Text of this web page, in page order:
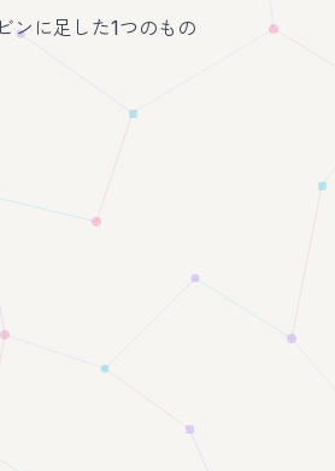
ンに足した1つのもの